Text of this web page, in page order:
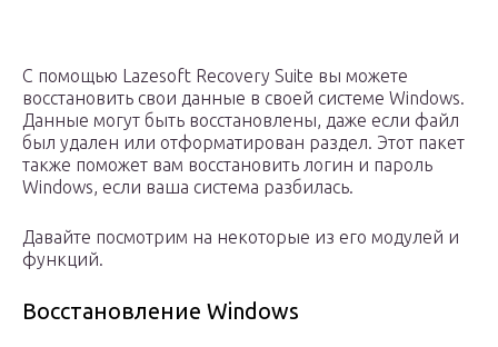
С помощью Lazesoft Recovery Suite вы можете
восстановить свои данные в своей системе Windows.
Данные могут быть восстановлены, даже если файл
был удален или отформатирован раздел. Этот пакет
также поможет вам восстановить логин и пароль
Windows, если ваша система разбилась.
Давайте посмотрим на некоторые из его модулей и
функций.
Восстановление Windows